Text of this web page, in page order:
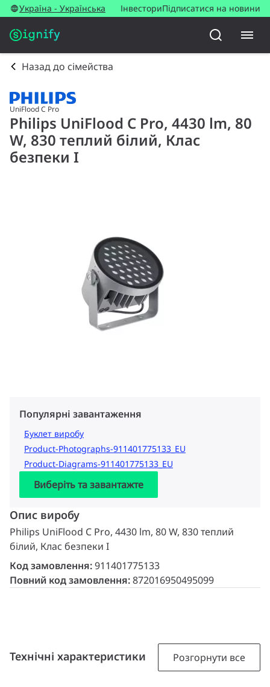
Україна - Українська ІнвесториПідписатися на новини
Назад до сімейства
UniFlood C Pro
Philips UniFlood C Pro, 4430 lm, 80
W, 830 теплий білий, Клас
безпеки I
Популярні завантаження
Буклет виробу
Product-Photographs-911401775133_EU
Product-Diagrams-911401775133_EU
Виберіть та завантажте
Опис виробу
Philips UniFlood C Pro, 4430 lm, 80 W, 830 теплий
білий, Клас безпеки I
Код замовлення:911401775133
Повний код замовлення:872016950495099
Технічні характеристики Розгорнути все